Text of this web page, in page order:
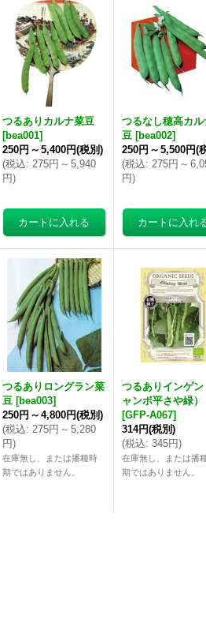
つるありカルナ菜豆
[bea001]
250円 ～ 5,400円(税別)
(税込: 275円 ～ 5,940
円)
つるなし穂高カル
豆 [bea002]
250円 ～ 5,500円(
(税込: 275円 ～
円)
つるありロングラン菜
豆 [bea003]
250円 ～ 4,800円(税別)
(税込: 275円 ～ 5,280
円)
在庫無し、または播種時
期ではありません。
つるありインゲン
ャンボ平さや緑）
[GFP-A067]
314円(税別)
(税込: 345円)
在庫無し、または播
期ではありません。